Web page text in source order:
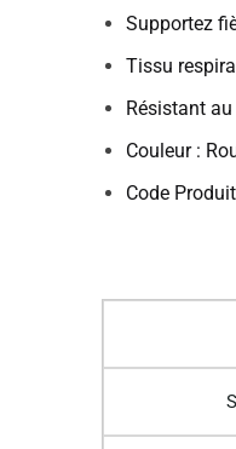
Supportez
Tissu
Résistant
Couleur :
Code
S